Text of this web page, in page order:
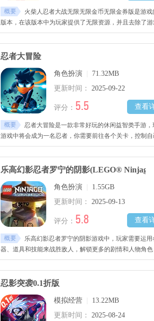
概要
火柴人忍者大战无限无限金币无限金券版是游戏
版本，在该版本中为玩家提供了无限资源，并且去除了
广告，可以跳过广告直接获得奖励。
忍者大冒险
角色扮演
71.32MB
更新时间：
2025-09-22
查看
评分： 5.5
概要
忍者大冒险是一款非常好玩的休闲益智类手游，
游戏中将会成为一名忍者，你需要前往各个关卡，控制自
色消灭所有敌人，游戏画质精美，面对强大的BOSS，你
小心应对。
乐高幻影忍者罗宁的阴影(LEGO®
角色扮演
1.55GB
更新时间：
2025-09-13
查看
评分： 5.8
概要
乐高幻影忍者罗宁的阴影游戏中，玩家需要运用
器、道具和技能来战胜敌人，解锁更多的剧情和人物角
更多的地图和宝藏。
忍影突袭0.1折版
模拟经营
13.22MB
更新时间：
2025-08-24